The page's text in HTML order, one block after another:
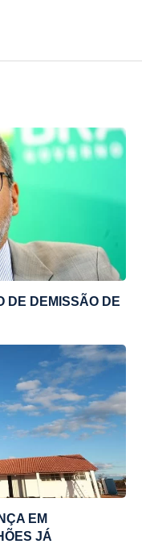
DE DEMISSÃO DE
EM
JÁ